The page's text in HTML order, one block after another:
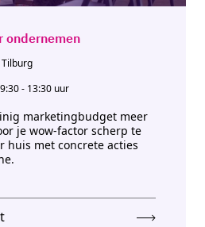
ondernemen
- 13:30 uur
marketingbudget meer
je wow-factor scherp te
huis met concrete acties